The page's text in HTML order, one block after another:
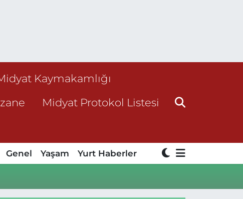
Kaymakamlığı
Midyat Protokol Listesi
Genel Yaşam Yurt Haberler